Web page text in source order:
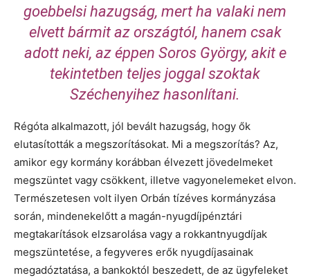
goebbelsi hazugság, mert ha valaki nem
elvett bármit az országtól, hanem csak
adott neki, az éppen Soros György, akit e
tekintetben teljes joggal szoktak
Széchenyihez hasonlítani.
Régóta alkalmazott, jól bevált hazugság, hogy ők
elutasították a megszorításokat. Mi a megszorítás? Az,
amikor egy kormány korábban élvezett jövedelmeket
megszüntet vagy csökkent, illetve vagyonelemeket elvon.
Természetesen volt ilyen Orbán tízéves kormányzása
során, mindenekelőtt a magán-nyugdíjpénztári
megtakarítások elzsarolása vagy a rokkantnyugdíjak
megszüntetése, a fegyveres erők nyugdíjasainak
megadóztatása, a bankoktól beszedett, de az ügyfeleket